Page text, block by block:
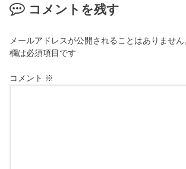
コメントを残す
メールアドレスが公開されることはありません
欄は必須項目です
コメント ※